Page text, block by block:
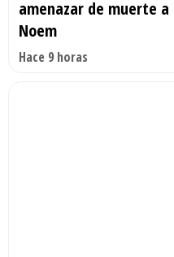
amenazar de muerte
Noem
Hace 9 horas